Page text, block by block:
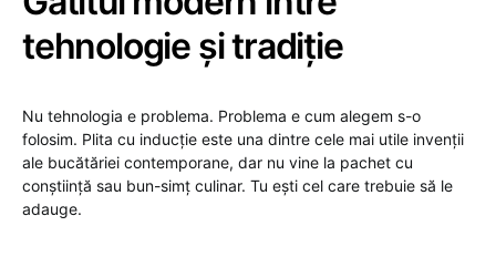
tehnologie și tradiție
Nu tehnologia e problema. Problema e cum alegem s-o
folosim. Plita cu inducție este una dintre cele mai utile invenții
ale bucătăriei contemporane, dar nu vine la pachet cu
conștiință sau bun-simț culinar. Tu ești cel care trebuie să le
adauge.